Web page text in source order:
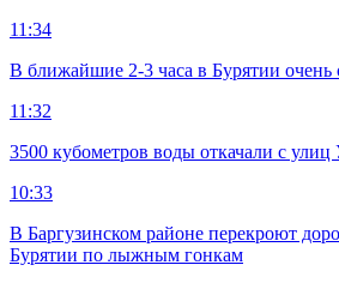
11:34
В ближайшие 2-3 часа в Бурятии
11:32
3500 кубометров воды откачали с улиц
10:33
В Баргузинском районе перекроют
Бурятии по лыжным гонкам